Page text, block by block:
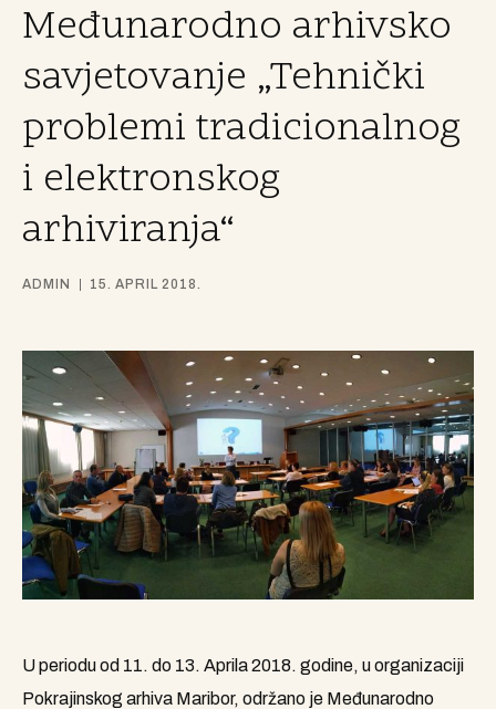
Međunarodno arhivsko
savjetovanje „Tehnički
problemi tradicionalnog
i elektronskog
arhiviranja“
ADMIN 15. APRIL 2018.
U periodu od 11. do 13. Aprila 2018. godine, u organizaciji
Pokrajinskog arhiva Maribor, održano je Međunarodno